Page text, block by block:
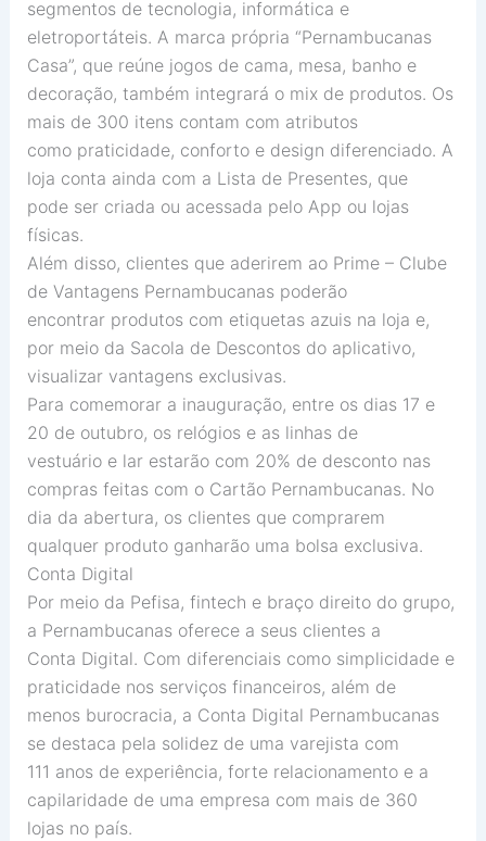
segmentos de tecnologia, informática e
eletroportáteis. A marca própria “Pernambucanas
Casa”, que reúne jogos de cama, mesa, banho e
decoração, também integrará o mix de produtos. Os
mais de 300 itens contam com atributos
como praticidade, conforto e design diferenciado. A
loja conta ainda com a Lista de Presentes, que
pode ser criada ou acessada pelo App ou lojas
físicas.
Além disso, clientes que aderirem ao Prime – Clube
de Vantagens Pernambucanas poderão
encontrar produtos com etiquetas azuis na loja e,
por meio da Sacola de Descontos do aplicativo,
visualizar vantagens exclusivas.
Para comemorar a inauguração, entre os dias 17 e
20 de outubro, os relógios e as linhas de
vestuário e lar estarão com 20% de desconto nas
compras feitas com o Cartão Pernambucanas. No
dia da abertura, os clientes que comprarem
qualquer produto ganharão uma bolsa exclusiva.
Conta Digital
Por meio da Pefisa, fintech e braço direito do grupo,
a Pernambucanas oferece a seus clientes a
Conta Digital. Com diferenciais como simplicidade e
praticidade nos serviços financeiros, além de
menos burocracia, a Conta Digital Pernambucanas
se destaca pela solidez de uma varejista com
111 anos de experiência, forte relacionamento e a
capilaridade de uma empresa com mais de 360
lojas no país.